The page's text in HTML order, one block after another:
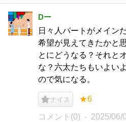
Dー
日々人パートがメイン
希望が見えてきたかと
とにどうなる？それと
な？六太たちもいよい
ので気になる。
ナイス ★6
コメント(0) 2025/06/